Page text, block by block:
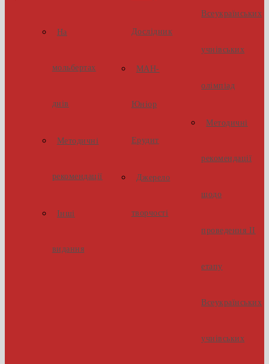
На
мольбертах
днів
Методичні
рекомендації
Інші
видання
Дослідник
МАН-
Юніор
Ерудит
Джерело
творчості
Всеукраїнських
учнівських
олімпіад
Методичні
рекомендації
щодо
проведення ІІ
етапу
Всеукраїнських
учнівських